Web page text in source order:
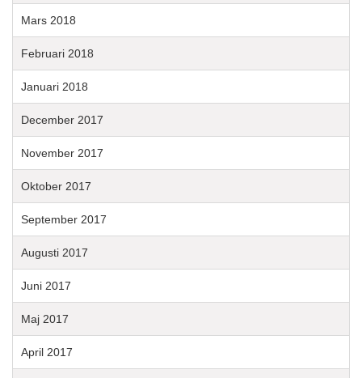
Mars 2018
Februari 2018
Januari 2018
December 2017
November 2017
Oktober 2017
September 2017
Augusti 2017
Juni 2017
Maj 2017
April 2017